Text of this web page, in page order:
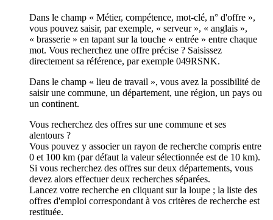
Dans le champ « Métier, compétence, mot-clé, n° d'offre »,
vous pouvez saisir, par exemple, « serveur », « anglais »,
« brasserie » en tapant sur la touche « entrée » entre chaque
mot. Vous recherchez une offre précise ? Saisissez
directement sa référence, par exemple 049RSNK.
Dans le champ « lieu de travail », vous avez la possibilité de
saisir une commune, un département, une région, un pays ou
un continent.
Vous recherchez des offres sur une commune et ses
alentours ?
Vous pouvez y associer un rayon de recherche compris entre
0 et 100 km (par défaut la valeur sélectionnée est de 10 km).
Si vous recherchez des offres sur deux départements, vous
devez alors effectuer deux recherches séparées.
Lancez votre recherche en cliquant sur la loupe ; la liste des
offres d'emploi correspondant à vos critères de recherche est
restituée.